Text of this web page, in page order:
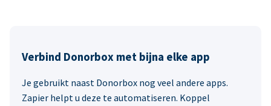
Verbind Donorbox met bijna elke app
Je gebruikt naast Donorbox nog veel andere apps.
Zapier helpt u deze te automatiseren. Koppel